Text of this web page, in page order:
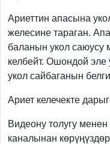
Ариеттин апасына
желесине тараган.
баланын укол саюусу
келбейт. Ошондой
укол сайбаганын
Ариет келечекте
Видеону толугу менен
каналынан